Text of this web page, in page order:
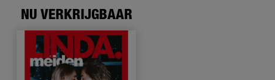
NU VERKRIJGBAAR